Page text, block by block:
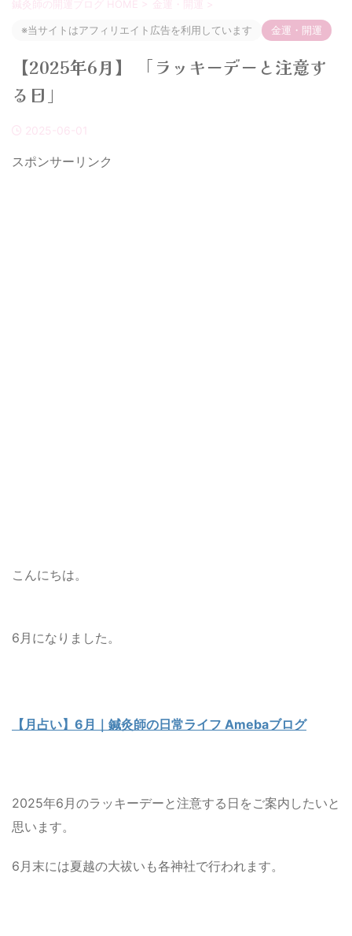
鍼灸師の開運ブログ HOME > 金運・開運 >
※当サイトはアフィリエイト広告を利用しています 金運・開運
【2025年6月】 「ラッキーデーと注意す
る日」
2025-06-01
スポンサーリンク
こんにちは。
6月になりました。
【月占い】6月｜鍼灸師の日常ライフ Amebaブログ
2025年6月のラッキーデー と注意する日 をご案内したいと
思います。
6月末には夏越の大祓いも各神社で行われます。